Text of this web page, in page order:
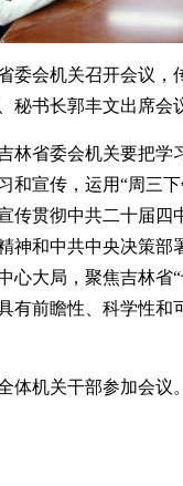
委会机关召开会议
秘书长郭丰文出席会
林省委会机关要把学
和宣传，运用“周三
传贯彻中共二十届
神和中共中央决策
心大局，聚焦吉林省
有前瞻性、科学性
体机关干部参加会议。